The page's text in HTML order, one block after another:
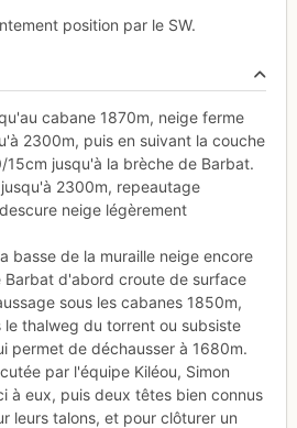
position par le SW.
cabane 1870m, neige ferme
2300m, puis en suivant la couche
jusqu'à la brèche de Barbat.
2300m, repeautage
neige légèrement
basse de la muraille neige encore
Barbat d'abord croute de surface
sous les cabanes 1850m,
le thalweg du torrent ou subsiste
permet de déchausser à 1680m.
par l'équipe Kiléou, Simon
à eux, puis deux têtes bien connus
leurs talons, et pour clôturer un